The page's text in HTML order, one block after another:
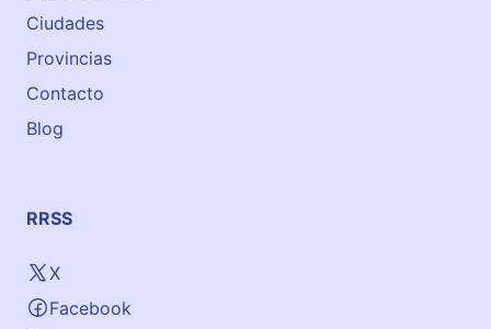
Ciudades
Provincias
Contacto
Blog
RRSS
X
Facebook